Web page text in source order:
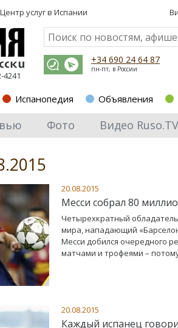
Центр услуг в Испании
4241
+34 690 24 64 87
пн-пт, в России
Испанопедия Объявления
Фото Видео Ruso.TV
20.08.2015
Месси собрал 80
Четырехкратный
мира, нападающий
Месси добился очередного
матчами и трофеями –
20.08.2015
Каждый испанец